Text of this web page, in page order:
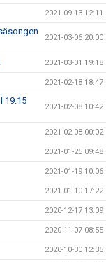
2021-09-13 12:11
2021-03-06 20:00
2021-03-01 19:18
2021-02-18 18:47
19:15
2021-02-08 10:42
2021-02-08 00:02
2021-01-25 09:48
2021-01-19 10:06
2021-01-10 17:22
2020-12-17 13:09
2020-11-07 08:55
2020-10-30 12:35